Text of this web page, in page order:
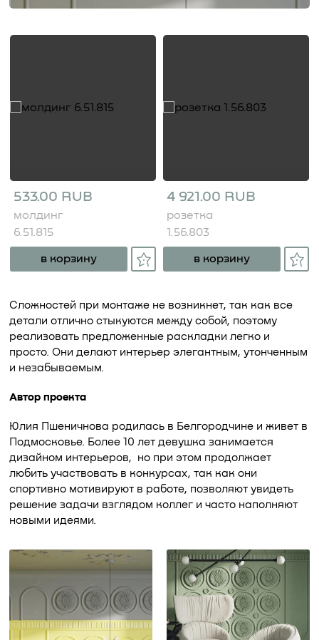
533.00 RUB
молдинг
6.51.815
в корзину
4 921.00 RUB
розетка
1.56.803
в корзину
Сложностей при монтаже не возникнет, так как все
детали отлично стыкуются между собой, поэтому
реализовать предложенные раскладки легко и
просто. Они делают интерьер элегантным, утонченным
и незабываемым.
Автор проекта
Юлия Пшеничнова родилась в Белгородчине и живет в
Подмосковье. Более 10 лет девушка занимается
дизайном интерьеров, но при этом продолжает
любить участвовать в конкурсах, так как они
спортивно мотивируют в работе, позволяют увидеть
решение задачи взглядом коллег и часто наполняют
новыми идеями.